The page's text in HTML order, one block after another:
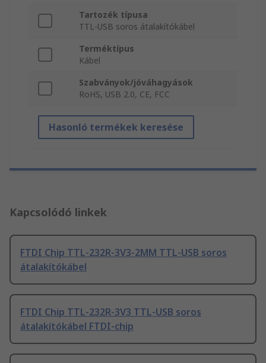
Tartozék típusa
TTL-USB soros átalakítókábel
Terméktípus
Kábel
Szabványok/jóváhagyások
RoHS, USB 2.0, CE, FCC
Hasonló termékek keresése
Kapcsolódó linkek
FTDI Chip TTL-232R-3V3-2MM TTL-USB soros
átalakítókábel
FTDI Chip TTL-232R-3V3 TTL-USB soros
átalakítókábel FTDI-chip